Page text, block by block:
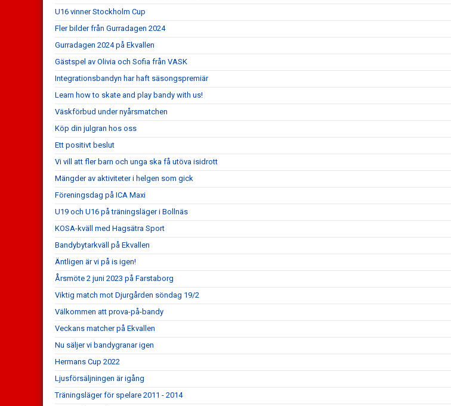
U16 vinner Stockholm Cup
Fler bilder från Gurradagen 2024
Gurradagen 2024 på Ekvallen
Gästspel av Olivia och Sofia från VASK
Integrationsbandyn har haft säsongspremiär
Learn how to skate and play bandy with us!
Väskförbud under nyårsmatchen
Köp din julgran hos oss
Ett positivt beslut
Vi vill att fler barn och unga ska få utöva isidrott
Mängder av aktiviteter i helgen som gick
Föreningsdag på ICA Maxi
U19 och U16 på träningsläger i Bollnäs
KOSA-kväll med Hagsätra Sport
Bandybytarkväll på Ekvallen
Äntligen är vi på is igen!
Årsmöte 2 juni 2023 på Farstaborg
Viktig match mot Djurgården söndag 19/2
Välkommen att prova-på-bandy
Veckans matcher på Ekvallen
Nu säljer vi bandygranar igen
Hermans Cup 2022
Ljusförsäljningen är igång
Träningsläger för spelare 2011 - 2014